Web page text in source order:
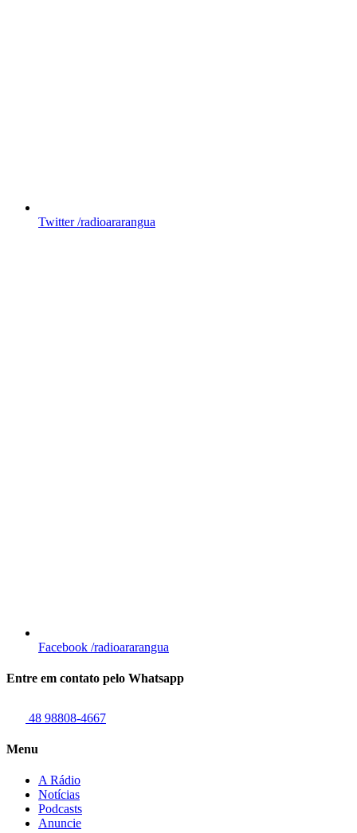
Twitter /radioararangua
Facebook /radioararangua
Entre em contato pelo Whatsapp
48 98808-4667
Menu
A Rádio
Notícias
Podcasts
Anuncie